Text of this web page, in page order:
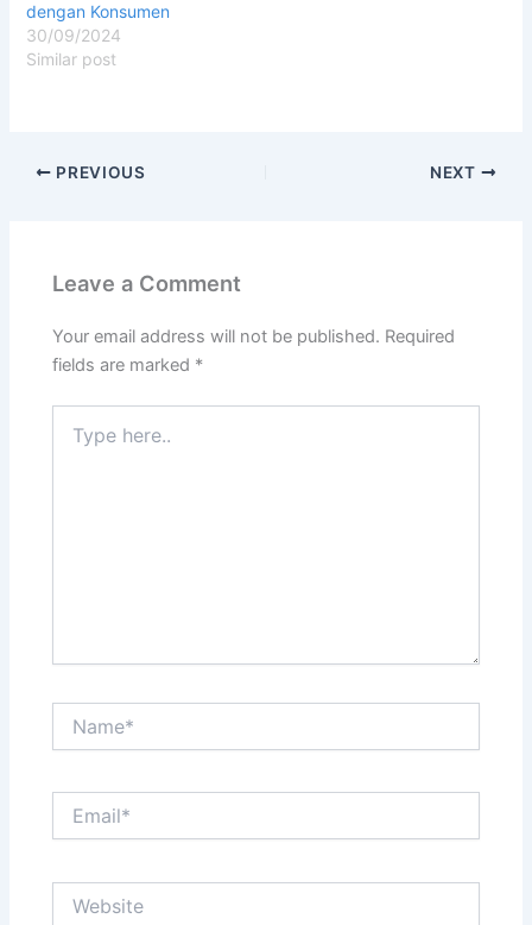
dengan Konsumen
30/09/2024
Similar post
PREVIOUS NEXT
Leave a Comment
Your email address will not be published. Required
fields are marked *
here..